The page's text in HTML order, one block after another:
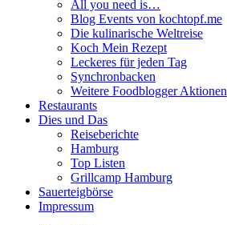
All you need is…
Blog Events von kochtopf.me
Die kulinarische Weltreise
Koch Mein Rezept
Leckeres für jeden Tag
Synchronbacken
Weitere Foodblogger Aktionen
Restaurants
Dies und Das
Reiseberichte
Hamburg
Top Listen
Grillcamp Hamburg
Sauerteigbörse
Impressum